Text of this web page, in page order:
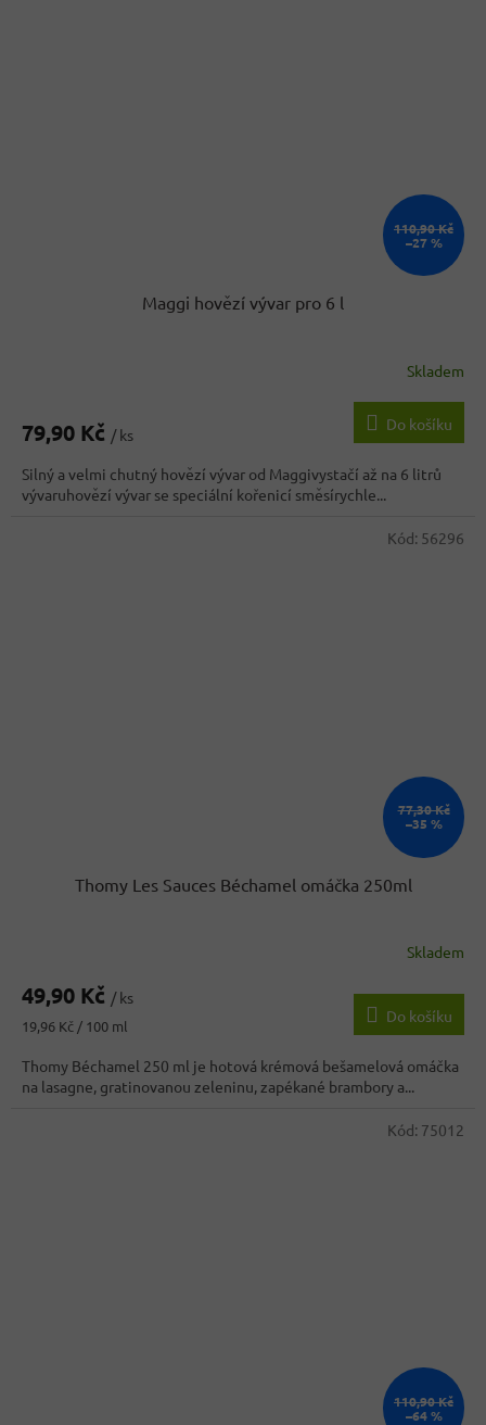
110,90 Kč
–27 %
Maggi hovězí vývar pro 6 l
je
z
5
Skladem
79,90 Kč / ks
Do košíku
Silný a velmi chutný hovězí vývar od Maggivystačí až na 6 litrů
vývaruhovězí vývar se speciální kořenicí směsírychle...
77,30 Kč
–35 %
Thomy Les Sauces Béchamel omáčka 250ml
produktu
5,0
z
5
hvězdiček.
Skladem
49,90 Kč / ks
Měrná
19,96 Kč / 100 ml
Do košíku
Thomy Béchamel 250 ml je hotová krémová bešamelová omáčka
na lasagne, gratinovanou zeleninu, zapékané brambory a...
Kód: 56296
110,90 Kč
–64 %
Kód: 75012